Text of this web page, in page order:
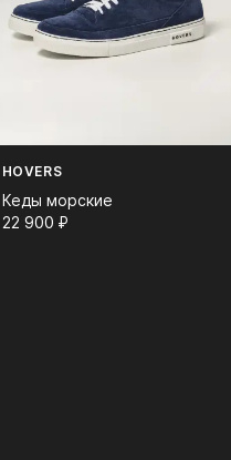
HOVERS
Кеды морские
22 900⁠ ⁠₽